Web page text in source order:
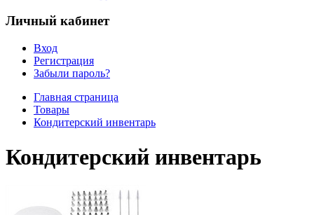
Личный кабинет
Вход
Регистрация
Забыли пароль?
Главная страница
Товары
Кондитерский инвентарь
Кондитерский инвентарь